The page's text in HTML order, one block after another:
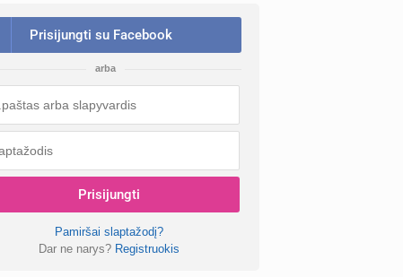
Prisijungti su Facebook
arba
Prisijungti
Pamiršai slaptažodį?
Dar ne narys? Registruokis